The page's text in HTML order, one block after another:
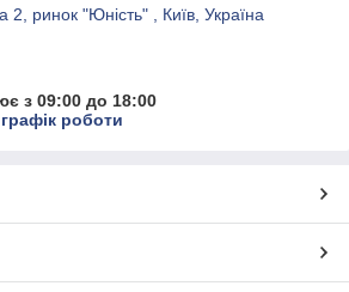
2, ринок "Юність" , Київ, Україна
з 09:00 до 18:00
роботи